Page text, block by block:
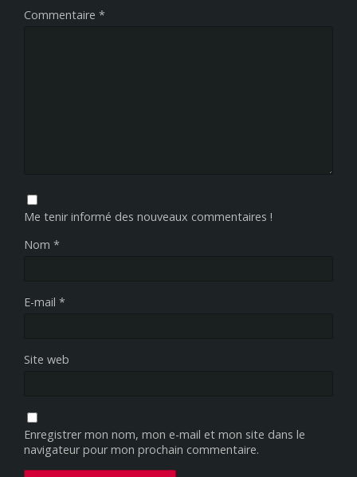
Commentaire *
Me tenir informé des nouveaux commentaires !
Nom *
E-mail *
Site web
Enregistrer mon nom, mon e-mail et mon site dans le
navigateur pour mon prochain commentaire.